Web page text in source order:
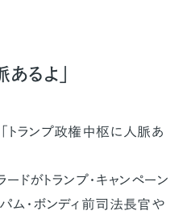
るよ」
トランプ政権中枢に人脈あ
がトランプ・キャンペーン
ム・ボンディ前司法長官や